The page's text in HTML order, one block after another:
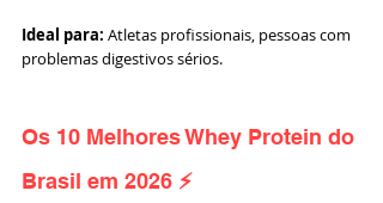
Ideal para: Atletas profissionais, pessoas com
problemas digestivos sérios.
Os 10 Melhores Whey Protein do
Brasil em 2026 ⚡